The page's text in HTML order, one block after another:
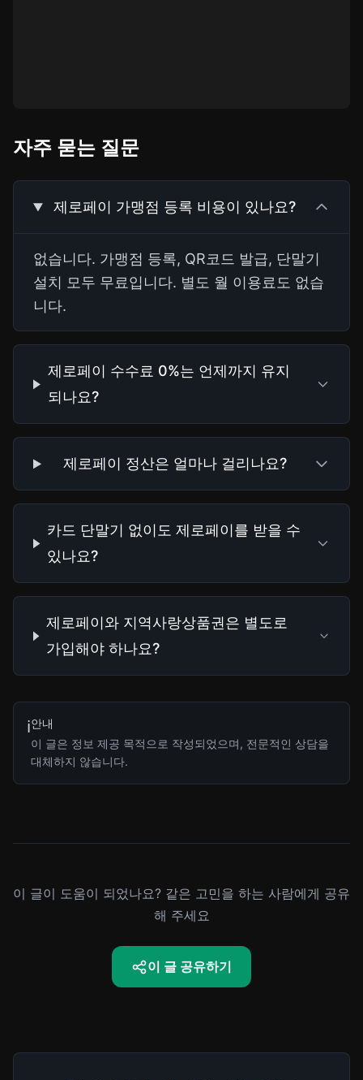
자주 묻는 질문
제로페이 가맹점 등록 비용이 있나요?
없습니다. 가맹점 등록, QR코드 발급, 단말기
설치 모두 무료입니다. 별도 월 이용료도 없습
니다.
제로페이 수수료 0%는 언제까지 유지
되나요?
제로페이 정산은 얼마나 걸리나요?
카드 단말기 없이도 제로페이를 받을 수
있나요?
제로페이와 지역사랑상품권은 별도로
가입해야 하나요?
ℹ️안내
이 글은 정보 제공 목적으로 작성되었으며, 전문적인 상담을
대체하지 않습니다.
이 글이 도움이 되었나요? 같은 고민을 하는 사람에게 공유
해 주세요
이 글 공유하기